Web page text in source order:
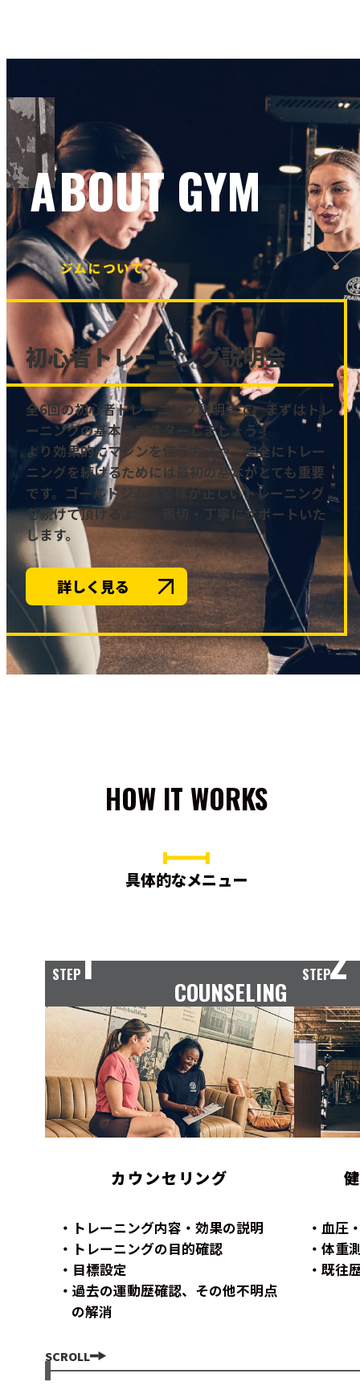
ABOUT GYM
ジムについて
初心者トレーニング説明会
全6回の初心者トレーニング説明会で、まずはトレ
ーニングの基本をマスターしましょう！
より効果的にマシンを使う方法や、安全にトレー
ニングを続けるためには最初の基本がとても重要
です。ゴールドジムは皆様が正しいトレーニング
を続けて頂けるよう、親切・丁寧にサポートいた
します。
詳しく見る
HOW IT WORKS
具体的なメニュー
STEP1
COUNSELING
カウンセリング
トレーニング内容・効果の説明
トレーニングの目的確認
目標設定
過去の運動歴確認、その他不明点
の解消
STEP2
血圧
体重
既往
SCROLL